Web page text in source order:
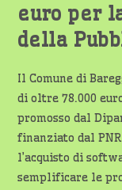
euro per
della
Il Comune di
di oltre 78.000
promosso dal
finanziato dal
l’acquisto di
semplificare le